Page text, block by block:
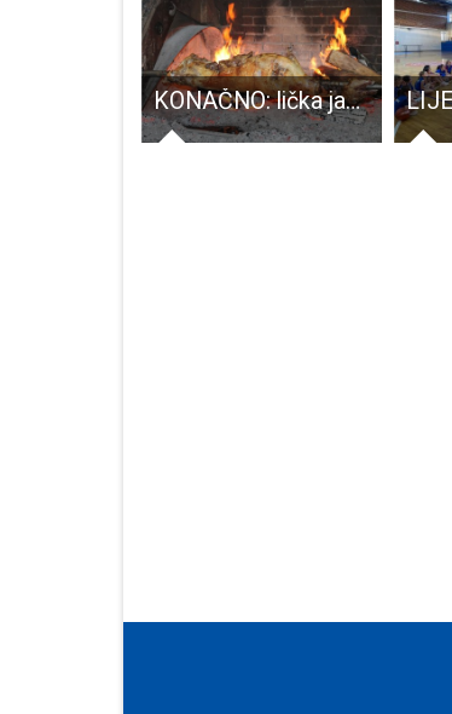
KONAČNO: lička janjetina dobila europsku oznaku izvornosti i zemljopisnog podrijetla!!!